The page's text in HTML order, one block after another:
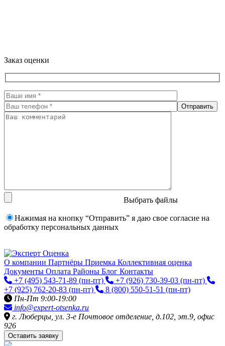
Заказ оценки
Выбрать файлы
Нажимая на кнопку “Отправить” я даю свое согласие на
обработку персональных данных
О компании Партнёры Приемка Коллективная оценка
Документы Оплата Районы Блог Контакты
+7 (495) 543-71-89 (пн-пт) +7 (926) 730-39-03 (пн-пт)
+7 (925) 762-20-83 (пн-пт) 8 (800) 550-51-51 (пн-пт)
Пн-Пт 9:00-19:00
info@expert-otsenka.ru
г. Люберцы, ул. 3-е Почтовое отделение, д.102, эт.9, офис
926
Оставить заявку